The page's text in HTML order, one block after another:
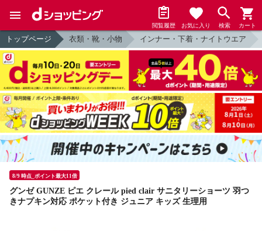
閲覧履歴 お気に入り 検索 カート
トップページ 衣類・靴・小物 インナー・下着・ナイトウエア
8/9 時点_ポイント最大11倍
グンゼ GUNZE ピエ クレール pied clair サニタリーショーツ 羽つ
きナプキン対応 ポケット付き ジュニア キッズ 生理用